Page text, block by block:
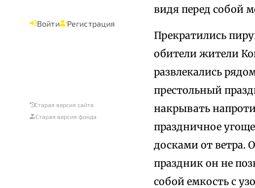
Войти Регистрация
Старая версия сайта
Старая версия фонда
видя перед собой
Прекратились
обители жители
развлекались
престольный
накрывать
праздничное
досками от
праздник он не
собой емкость с узо